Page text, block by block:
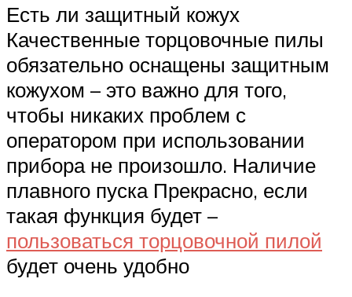
Есть ли защитный кожух
Качественные торцовочные пилы
обязательно оснащены защитным
кожухом – это важно для того,
чтобы никаких проблем с
оператором при использовании
прибора не произошло. Наличие
плавного пуска Прекрасно, если
такая функция будет –
пользоваться торцовочной пилой
будет очень удобно